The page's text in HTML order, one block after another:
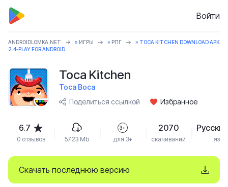
Войти
ANDROIDLOMKA.NET » ИГРЫ » РПГ
» TOCA KITCHEN DOWNLOAD APK
2.4-PLAY FOR ANDROID
Toca Kitchen
Toca Boca
Поделиться ссылкой
Избранное
Скачать последнюю версию
6.7
0 отзывов 57.23 Mb
3+
для 3+
2070
скачиваний
Русский
язык